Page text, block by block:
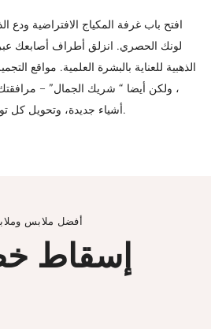
افتح باب غرفة المكياج الافتراضية
لونك الحصري. انزلق أطراف أصابعك
الذهبية للعناية بالبشرة العلمية. مواقع
، ولكن أيضا “ شريك الجمال” –
أشياء جديدة، وتحويل كل توقعات الجمال إلى واقع مذهل.
أفضل ملابس
إسقاط